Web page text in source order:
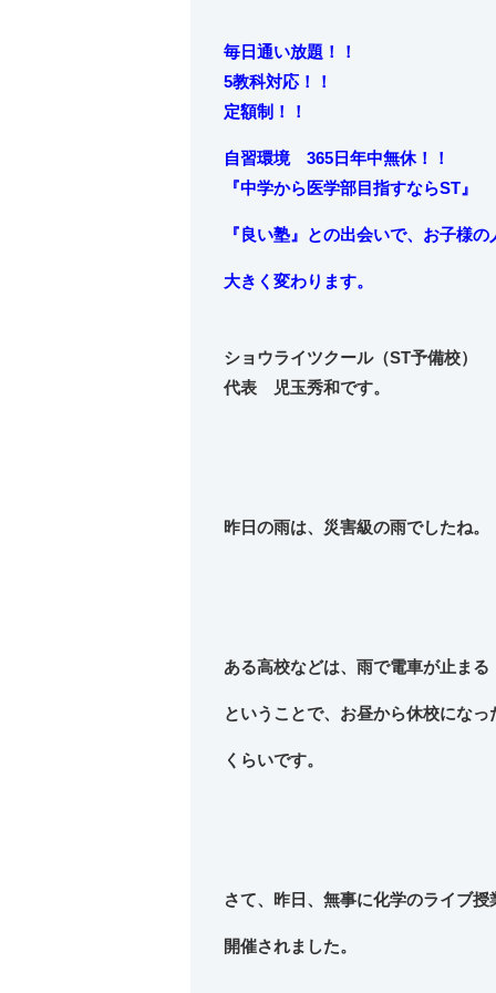
毎日通い放題！！
5教科対応！！
定額制！！
自習環境 365日年中無休！！
『中学から医学部目指すならST』
『良い塾』との出会いで、お子様の
大きく変わります。
ショウライツクール（ST予備校）
代表 児玉秀和です。
昨日の雨は、災害級の雨でしたね。
ある高校などは、雨で電車が止まる
ということで、お昼から休校になっ
くらいです。
さて、昨日、無事に化学のライブ授
開催されました。